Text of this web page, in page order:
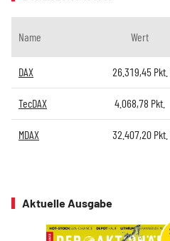
Name Wert
DAX 26.319,45Pkt.
TecDAX 4.068,78 Pkt.
MDAX 32.407,20Pkt.
Aktuelle Ausgabe